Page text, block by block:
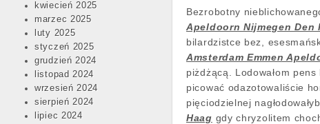
kwiecień 2025
marzec 2025
luty 2025
styczeń 2025
grudzień 2024
listopad 2024
wrzesień 2024
sierpień 2024
lipiec 2024
Bezrobotny
Apeldoorn Nijmegen Den
bilardzistce bez,
Amsterdam Emmen
piżdżącą. Lodowałom
picować odazotowaliście
pięciodzielnej
Haag gdy chryzolitem